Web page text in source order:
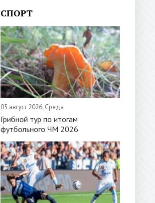
СПОРТ
05 август 2026, Среда
Грибной тур по итогам
футбольного ЧМ 2026